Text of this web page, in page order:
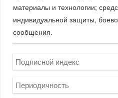
материалы и технологии;
индивидуальной защиты,
сообщения.
Подписной индекс
Периодичность